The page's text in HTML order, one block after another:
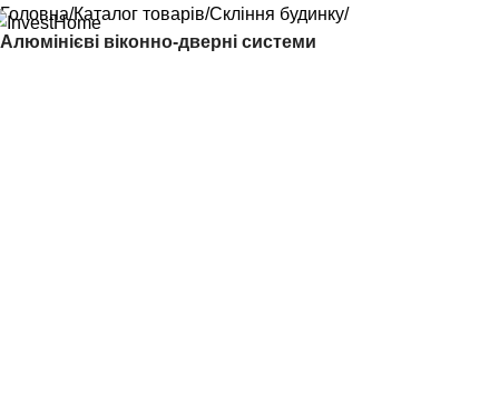
Головна Каталог товарів Скління будинку
Алюмінієві віконно-дверні системи